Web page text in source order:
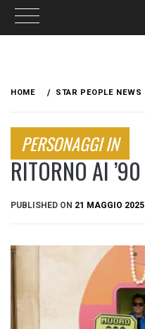
HOME STAR PEOPLE NEWS
PERSONAGGI IN
RITORNO AI ’90
PUBLISHED ON 21 MAGGIO 2025